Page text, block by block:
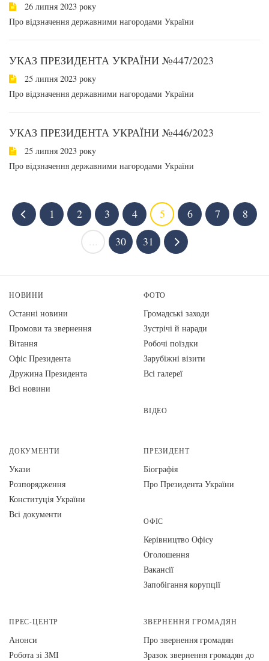
26 липня 2023 року
Про відзначення державними нагородами України
УКАЗ ПРЕЗИДЕНТА УКРАЇНИ №447/2023
25 липня 2023 року
Про відзначення державними нагородами України
УКАЗ ПРЕЗИДЕНТА УКРАЇНИ №446/2023
25 липня 2023 року
Про відзначення державними нагородами України
1 2 3 4 5 6 7
8
30 31
НОВИНИ
Останні новини
Промови та звернення
Вiтання
Офіс Президента
Дружина Президента
Всі новини
ФОТО
Громадські заходи
Зустрічі й наради
Робочі поїздки
Зарубіжні візити
Всі галереї
ВІДЕО
ДОКУМЕНТИ
Укази
Розпорядження
Конституція України
Всі документи
ПРЕЗИДЕНТ
Біографія
Про Президента України
ОФІС
Керівництво Офісу
Оголошення
Вакансії
Запобігання корупції
ПРЕС-ЦЕНТР
Анонси
Робота зі ЗМІ
ЗВЕРНЕННЯ ГРОМАДЯН
Про звернення громадян
Зразок звернення громадян до